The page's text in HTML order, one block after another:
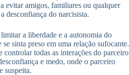
evitar amigos, familiares ou qualquer
desconfiança do narcisista.
a liberdade e a autonomia do
sinta preso em uma relação sufocante.
controlar todas as interações do parceiro
e medo, onde o parceiro
suspeita.